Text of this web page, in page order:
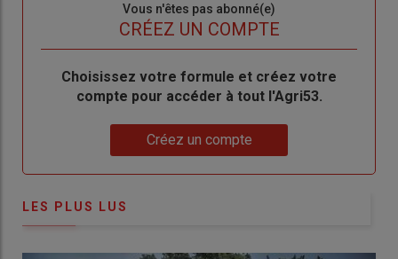
Vous n'êtes pas abonné(e)
CRÉEZ UN COMPTE
BodyChoisissez votre formule et créez votre
compte pour accéder à tout l'Agri53.
Créez un compte
LES PLUS LUS